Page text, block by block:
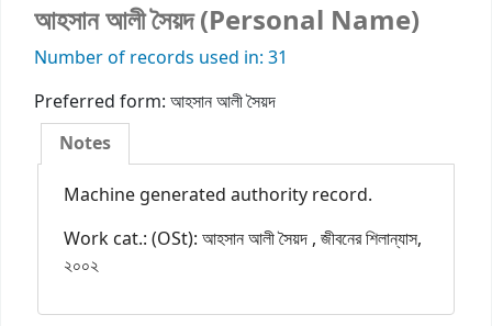
আহসান আলী সৈয়দ (Personal Name)
Number of records used in: 31
Preferred form: আহসান আলী সৈয়দ
Notes
Machine generated authority record.
Work cat.: (OSt): আহসান আলী সৈয়দ , জীবনের শিলান্যাস,
২০০২